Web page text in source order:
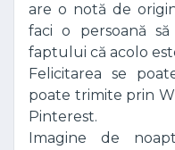
are o notă de
faci o persoană
faptului că acolo
Felicitarea se
poate trimite prin
Pinterest.
Imagine de